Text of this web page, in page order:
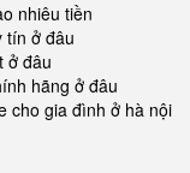
nhiêu tiền
tín ở đâu
ở đâu
hãng ở đâu
cho gia đình ở hà nội